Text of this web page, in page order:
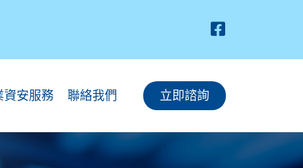
資安服務 聯絡我們 立即諮詢